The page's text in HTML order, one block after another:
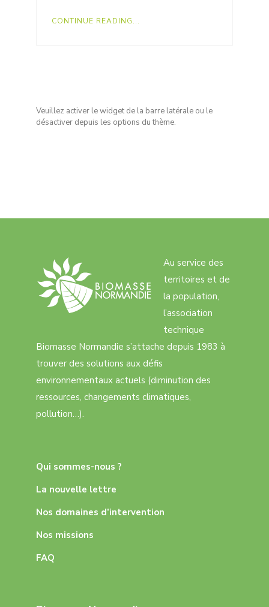
CONTINUE READING...
Veuillez activer le widget de la barre latérale ou le
désactiver depuis les options du thème.
Au service des
territoires et de
la population,
l’association
technique
Biomasse Normandie s’attache depuis 1983 à
trouver des solutions aux défis
environnementaux actuels (diminution des
ressources, changements climatiques,
pollution…).
Qui sommes-nous ?
La nouvelle lettre
Nos domaines d’intervention
Nos missions
FAQ